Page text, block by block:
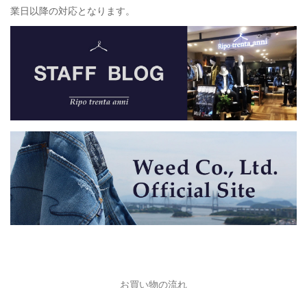
業日以降の対応となります。
お買い物の流れ